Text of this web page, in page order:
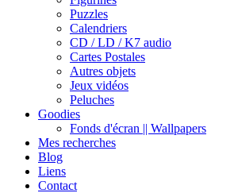
Puzzles
Calendriers
CD / LD / K7 audio
Cartes Postales
Autres objets
Jeux vidéos
Peluches
Goodies
Fonds d'écran || Wallpapers
Mes recherches
Blog
Liens
Contact